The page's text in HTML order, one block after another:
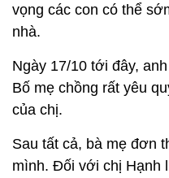
vọng các con có thể
nhà.
Ngày 17/10 tới đây,
Bố mẹ chồng rất yêu
của chị.
Sau tất cả, bà mẹ đơn
mình. Đối với chị Hạnh